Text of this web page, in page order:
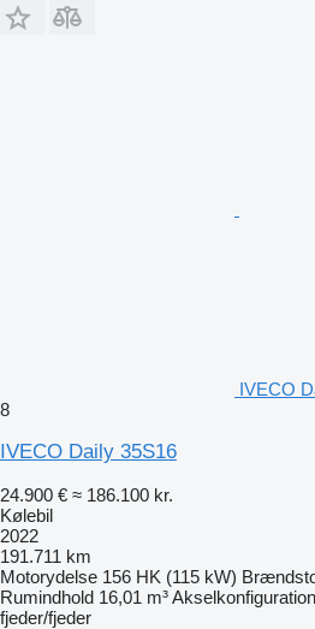
IVECO
8
IVECO Daily 35S16
24.900 € ≈ 186.100 kr.
Kølebil
2022
191.711 km
Motorydelse 156 HK (115 kW)
Rumindhold 16,01 m³Akselkonfiguration
fjeder/fjeder